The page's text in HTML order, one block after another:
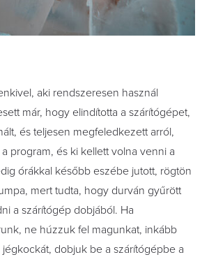
aki rendszeresen használ
már, hogy elindította a szárítógépet,
és teljesen megfeledkezett arról,
program, és ki kellett volna venni a
órákkal később eszébe jutott, rögtön
mert tudta, hogy durván gyűrött
a szárítógép dobjából. Ha
ne húzzuk fel magunkat, inkább
dobjuk be a szárítógépbe a